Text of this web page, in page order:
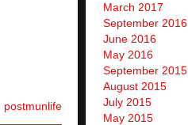
postmunlife
March 2017
September 2016
June 2016
May 2016
September 2015
August 2015
July 2015
May 2015